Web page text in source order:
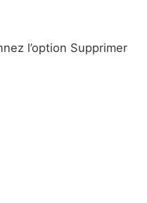
l’option Supprimer